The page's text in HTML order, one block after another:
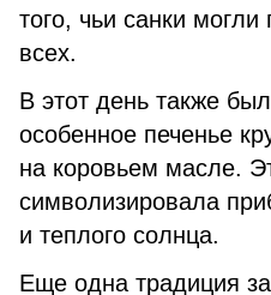
того, чьи санки
всех.
В этот день также
особенное печенье
на коровьем масле.
символизировала
и теплого солнца.
Еще одна традиция